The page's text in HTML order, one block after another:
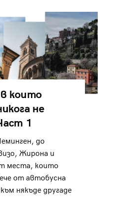
които
не
1
до
Жирона и
места, които
от автобусна
някъде другаде